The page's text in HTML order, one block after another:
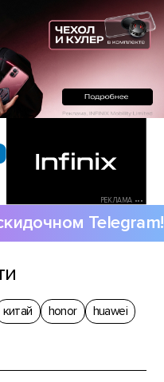
РЕКЛАМА •••
Telegram!
китай honor
huawei